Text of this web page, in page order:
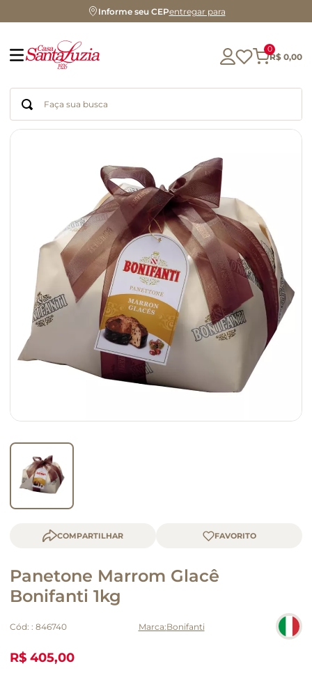
Informe seu CEPentregar para
0
R$ 0,00
Faça sua busca
COMPARTILHAR
Panetone Marrom Glacê
Bonifanti 1kg
Cód: : 846740 Bonifanti
R$ 405,00
biscoito
café
cerveja
macarrão
queijo